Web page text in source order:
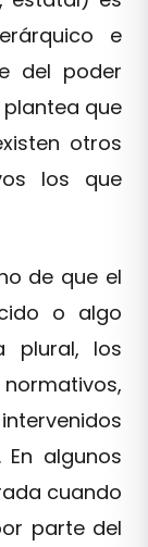
e
del poder
plantea que
otros
los que
de que el
o algo
plural, los
algunos
cuando
parte del